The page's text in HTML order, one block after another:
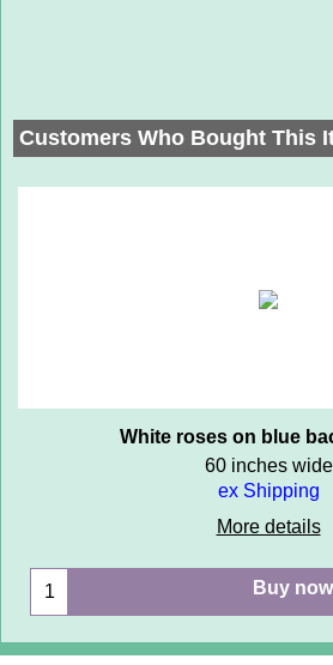
Customers Who Bought This
White roses on blue
60 inches wide
ex Shipping
More details
Buy now